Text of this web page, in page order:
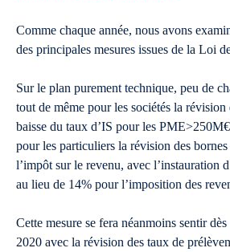
Comme chaque année, nous avons
des principales mesures issues de la Loi
Sur le plan purement technique, peu de
tout de même pour les sociétés la révision
baisse du taux d’IS pour les
pour les particuliers la révision des bornes
l’impôt sur le revenu, avec l’instauration
au lieu de 14% pour l’imposition des
Cette mesure se fera néanmoins sentir dès
2020 avec la révision des taux de